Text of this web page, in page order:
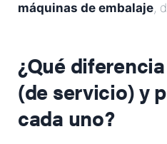
máquinas de embalaje,
¿Qué
(de servicio) y
cada uno?